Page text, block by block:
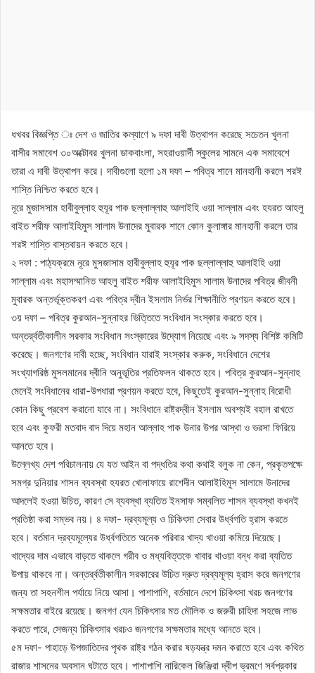
ধখবর বিজ্ঞপ্তি ঃ দেশ ও জাতির কল্যাণে ৯ দফা দাবী উত্থাপন করেছে সচেতন খুলনা
বাসীর সমাবেশ ৩০অক্টোবর খুলনা ডাকবাংলা, সহরাওয়ার্দী স্কুলের সামনে এক সমাবেশে
তারা এ দাবী উত্থাপন করে। দাবীগুলো হলো ১ম দফা – পবিত্র শানে মানহানী করলে শরঈ
শাস্তি নিশ্চিত করতে হবে।
নূরে মুজাসসাম হাবীবুল্লাহ হুযূর পাক ছল্লাল্লাহু আলাইহি ওয়া সাল্লাম এবং হযরত আহলু
বাইত শরীফ আলাইহিমুস সালাম উনাদের মুবারক শানে কোন কুলাঙ্গার মানহানী করলে তার
শরঈ শাস্তি বাস্তবায়ন করতে হবে।
২ দফা : পাঠ্যক্রমে নূরে মুসজাসাম হাবীবুল্লাহ হুযূর পাক ছল্লাল্লাহু আলাইহি ওয়া
সাল্লাম এবং মহাসম্মানিত আহলু বাইত শরীফ আলাইহিমুস সালাম উনাদের পবিত্র জীবনী
মুবারক অন্তর্ভূক্তকরণ এবং পবিত্র দ্বীন ইসলাম নির্ভর শিক্ষানীতি প্রণয়ন করতে হবে।
৩য় দফা – পবিত্র কুরআন-সুন্নাহর ভিত্তিতে সংবিধান সংস্কার করতে হবে।
অন্তর্র্বতীকালীন সরকার সংবিধান সংস্কারের উদ্যোগ নিয়েছে এবং ৯ সদস্য বিশিষ্ট কমিটি
করেছে। জনগণের দাবী হচ্ছে, সংবিধান যারাই সংস্কার করুক, সংবিধানে দেশের
সংখ্যাগরিষ্ঠ মুসলমানের দ্বীনি অনুভূতির প্রতিফলন থাকতে হবে। পবিত্র কুরআন-সুন্নাহ
মেনেই সংবিধানের ধারা-উপধারা প্রণয়ন করতে হবে, কিছুতেই কুরআন-সুন্নাহ বিরোধী
কোন কিছু প্রবেশ করানো যাবে না। সংবিধানে রাষ্ট্রদ্বীন ইসলাম অবশ্যই বহাল রাখতে
হবে এবং কুফরী মতবাদ বাদ দিয়ে মহান আল্লাহ পাক উনার উপর আস্থা ও ভরসা ফিরিয়ে
আনতে হবে।
উল্লেখ্য দেশ পরিচালনায় যে যত আইন বা পদ্ধতির কথা কথাই বলুক না কেন, প্রকৃতপক্ষে
সমগ্র দুনিয়ার শাসন ব্যবস্থা হযরত খোলাফায়ে রাশেদীন আলাইহিমুস সালামে উনাদের
আদলেই হওয়া উচিত, কারণ সে ব্যবস্থা ব্যতিত ইনসাফ সম্বলিত শাসন ব্যবস্থা কখনই
প্রতিষ্ঠা করা সম্ভব নয়। ৪ দফা- দ্রব্যমূল্য ও চিকিৎসা সেবার উর্ধ্বগতি হ্রাস করতে
হবে। বর্তমান দ্রব্যমূল্যের উর্ধ্বগতিতে অনেক পরিবার খাদ্য খাওয়া কমিয়ে দিয়েছে।
খাদ্যের দাম এভাবে বাড়তে থাকলে গরীব ও মধ্যবিত্তকে খাবার খাওয়া বন্ধ করা ব্যতিত
উপায় থাকবে না। অন্তর্র্বতীকালীন সরকারের উচিত দ্রুত দ্রব্যমূল্য হ্রাস করে জনগণের
জন্য তা সহনশীল পর্যায়ে নিয়ে আসা। পাশাপাশি, বর্তমানে দেশে চিকিৎসা খরচ জনগণের
সক্ষমতার বাইরে রয়েছে। জনগণ যেন চিকিৎসার মত মৌলিক ও জরুরী চাহিদা সহজে লাভ
করতে পারে, সেজন্য চিকিৎসার খরচও জনগণের সক্ষমতার মধ্যে আনতে হবে।
৫ম দফা- পাহাড়ে উপজাতিদের পৃথক রাষ্ট্র গঠন করার ষড়যন্ত্র দমন করাতে হবে এবং কথিত
রাজার শাসনের অবসান ঘটাতে হবে। পাশাপাশি নারিকেল জিঞ্জিরা দ্বীপ ভ্রমণে সর্বপ্রকার